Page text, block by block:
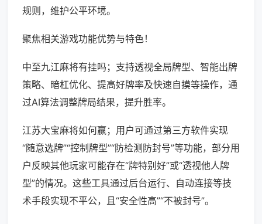
规则，维护公平环境。
聚焦相关游戏功能优势与特色！
中至九江麻将有挂吗；支持透视全局牌型、智能出牌
策略、暗杠优化、提高好牌率及快速自摸等操作，通
过AI算法调整牌局结果，提升胜率。
江苏大宝麻将如何赢；用户可通过第三方软件实现
“随意选牌”“控制牌型”“防检测防封号”等功能，部分用
户反映其他玩家可能存在“牌特别好”或“透视他人牌
型”的情况。这些工具通过后台运行、自动连接等技
术手段实现不平公，且“安全性高”“不被封号”。